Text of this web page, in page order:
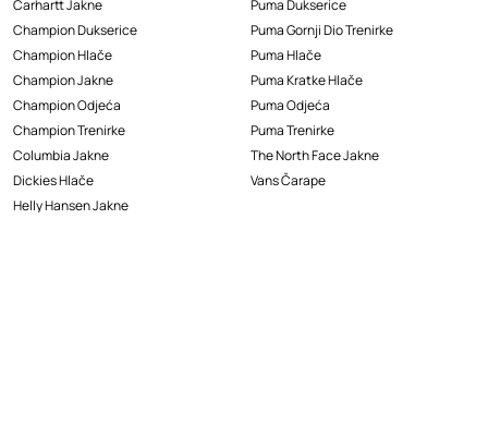
Carhartt Jakne
Champion Dukserice
Champion Hlače
Champion Jakne
Champion Odjeća
Champion Trenirke
Columbia Jakne
Dickies Hlače
Helly Hansen Jakne
Puma Dukserice
Puma Gornji Dio Trenirke
Puma Hlače
Puma Kratke Hlače
Puma Odjeća
Puma Trenirke
The North Face Jakne
Vans Čarape